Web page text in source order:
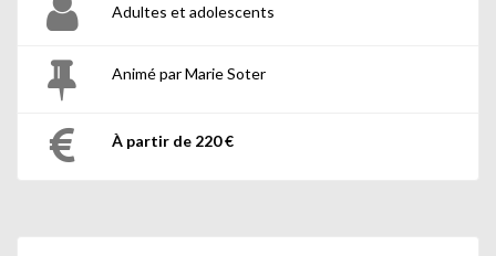
Adultes et adolescents
Animé par Marie Soter
À partir de 220 €